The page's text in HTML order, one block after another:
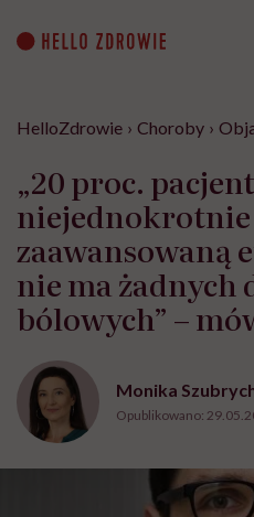
content
HelloZdrowie › Choroby ›
„20 proc.
niejednokrotnie
zaawansowaną
nie ma żadnych
bólowych” –
Monika
Opublikowano: